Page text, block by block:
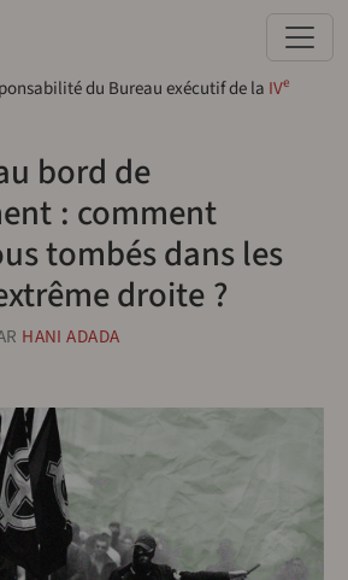
du Bureau exécutif de la IVe
bord de
: comment
tombés dans les
droite ?
HANI ADADA